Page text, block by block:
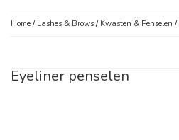
Home / Lashes & Brows / Kwasten & Penselen /
Eyeliner penselen